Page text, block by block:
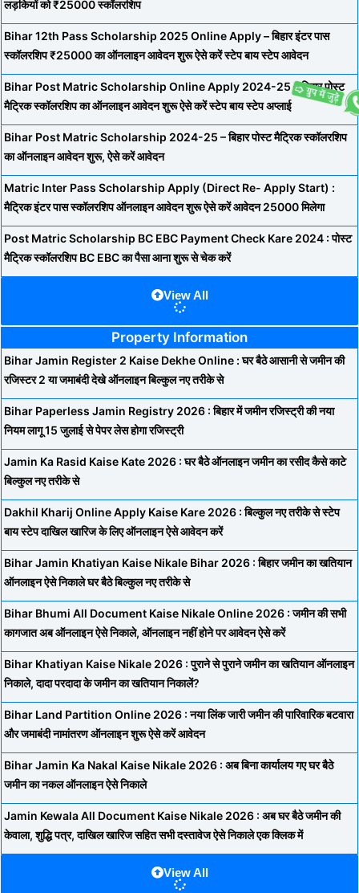
लड़कियों को ₹25000 स्कॉलरशिप
Bihar 12th Pass Scholarship 2025 Online Apply – बिहार इंटर पास
स्कॉलरशिप ₹25000 का ऑनलाइन आवेदन शुरू ऐसे करें स्टेप बाय स्टेप आवेदन
Bihar Post Matric Scholarship Online Apply 2024-25 – बिहार पोस्ट
मैट्रिक स्कॉलरशिप का ऑनलाइन आवेदन शुरू ऐसे करें स्टेप बाय स्टेप अप्लाई
Bihar Post Matric Scholarship 2024-25 – बिहार पोस्ट मैट्रिक स्कॉलरशिप
का ऑनलाइन आवेदन शुरू, ऐसे करें आवेदन
Matric Inter Pass Scholarship Apply (Direct Re- Apply Start) :
मैट्रिक इंटर पास स्कॉलरशिप ऑनलाइन आवेदन शुरू ऐसे करें आवेदन 25000 मिलेगा
Post Matric Scholarship BC EBC Payment Check Kare 2024 : पोस्ट
मैट्रिक स्कॉलरशिप BC EBC का पैसा आना शुरू से चेक करें
View All
Property Information
Bihar Jamin Register 2 Kaise Dekhe Online : घर बैठे आसानी से जमीन की
रजिस्टर 2 या जमाबंदी देखे ऑनलाइन बिल्कुल नए तरीके से
Bihar Paperless Jamin Registry 2026 : बिहार में जमीन रजिस्ट्री की नया
नियम लागू 15 जुलाई से पेपर लेस होगा रजिस्ट्री
Jamin Ka Rasid Kaise Kate 2026 : घर बैठे ऑनलाइन जमीन का रसीद कैसे काटे
बिल्कुल नए तरीके से
Dakhil Kharij Online Apply Kaise Kare 2026 : बिल्कुल नए तरीके से स्टेप
बाय स्टेप दाखिल खारिज के लिए ऑनलाइन ऐसे आवेदन करें
Bihar Jamin Khatiyan Kaise Nikale Bihar 2026 : बिहार जमीन का खतियान
ऑनलाइन ऐसे निकाले घर बैठे बिल्कुल नए तरीके से
Bihar Bhumi All Document Kaise Nikale Online 2026 : जमीन की सभी
कागजात अब ऑनलाइन ऐसे निकाले, ऑनलाइन नहीं होने पर आवेदन ऐसे करें
Bihar Khatiyan Kaise Nikale 2026 : पुराने से पुराने जमीन का खतियान ऑनलाइन
निकाले, दादा परदादा के जमीन का खतियान निकालें?
Bihar Land Partition Online 2026 : नया लिंक जारी जमीन की पारिवारिक बटवारा
और जमाबंदी नामांतरण ऑनलाइन शुरू ऐसे करें आवेदन
Bihar Jamin Ka Nakal Kaise Nikale 2026 : अब बिना कार्यालय गए घर बैठे
जमीन का नकल ऑनलाइन ऐसे निकाले
Jamin Kewala All Document Kaise Nikale 2026 : अब घर बैठे जमीन की
केवाला, शुद्धि पत्र, दाखिल खारिज सहित सभी दस्तावेज ऐसे निकाले एक क्लिक में
View All